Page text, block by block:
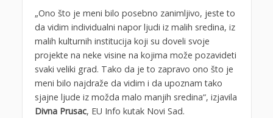
„Ono što je meni bilo posebno zanimljivo, jeste to
da vidim individualni napor ljudi iz malih sredina, iz
malih kulturnih institucija koji su doveli svoje
projekte na neke visine na kojima može pozavideti
svaki veliki grad. Tako da je to zapravo ono što je
meni bilo najdraže da vidim i da upoznam tako
sjajne ljude iz možda malo manjih sredina“, izjavila
Divna Prusac, EU Info kutak Novi Sad.